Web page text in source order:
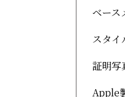
ベース
スタイ
証明写
Apple